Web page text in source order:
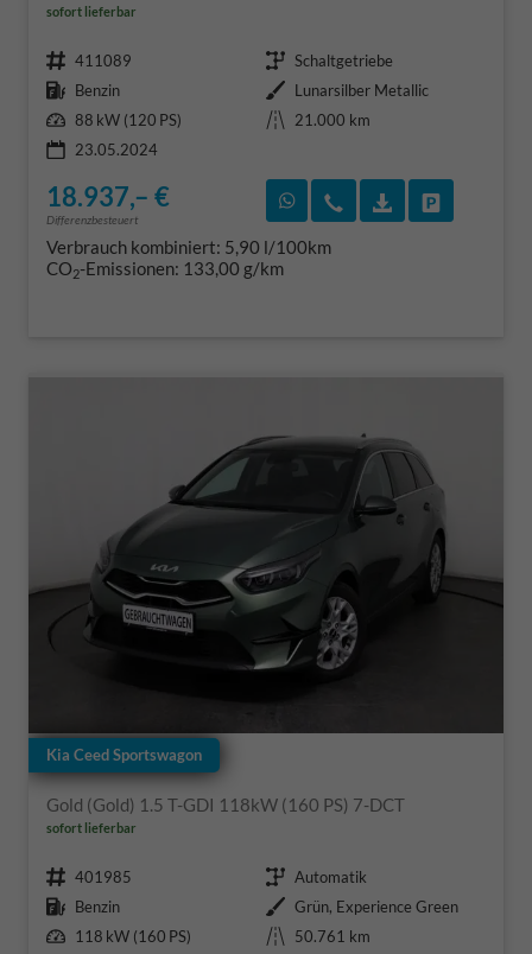
sofort lieferbar
Fahrzeugnr. 411089 Getriebe Schaltgetriebe
Kraftstoff Benzin Außenfarbe Lunarsilber Metallic
Leistung 88 kW (120 PS) Kilometerstand
21.000 km
23.05.2024
18.937,– €
Differenzbesteuert
Rückruf vereinbaren
Wir rufen Sie an
Verbrauch kombiniert: 5,90 l/100km
CO2-Emissionen: 133,00 g/km
Kia Ceed Sportswagon
Gold (Gold) 1.5 T-GDI 118kW (160 PS) 7-DCT
sofort lieferbar
Fahrzeugnr. 401985 Getriebe Automatik
Kraftstoff Benzin Außenfarbe Grün, Experience Green
Leistung 118 kW (160 PS) Kilometerstand
50.761 km